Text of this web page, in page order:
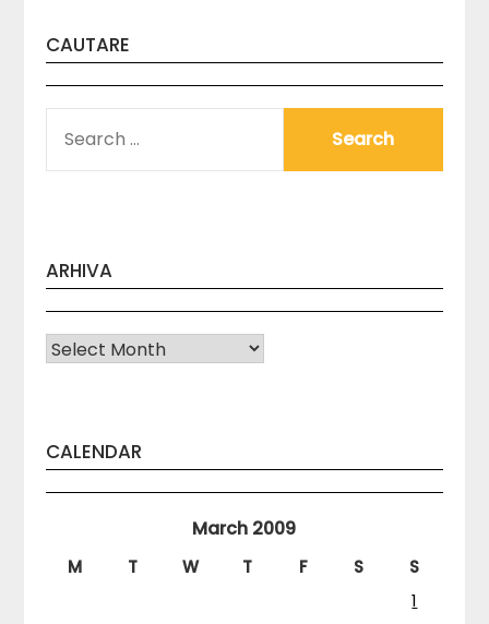
CAUTARE
FOR:
ARHIVA
Arhiva
CALENDAR
March 2009
M T W T F S
S
1